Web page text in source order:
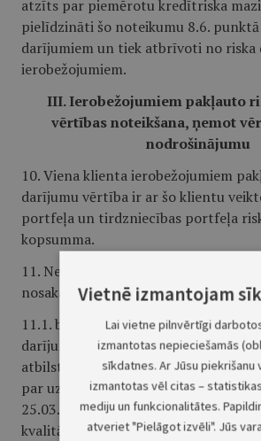
atzīts par piemērotu kredītriska
pielīdzināti šo noteikumu 8.6.
darījumiem un tiek atbrīvoti no riska
ierobežojumiem.
III. Ierobežojumiem pakļauto
vērtības noteikšana, ņemot
nodrošinājumu
10. Viena klienta ierobežojumiem
darījumu vērtība ir ar šo klientu
portfeļa un tirdzniecības portfeļa
kopsumma.
11. Netirdzniecības portfeļa riska
nosaka šādi:
11.1. bilances aktīvu posteņos
darījumiem, kuri minēti MKPA
atbilstoši darījuma uzskaites vērtībai,
par uzkrājumu, kas aprēķināti
25.03.2009. normatīvo noteikumu Nr.
kvalitātes novērtēšanas un uzkrājumu
Vietnē izmantojam
Lai vietne pilnvērtīgi
izmantotas nepieciešamās
sīkdatnes. Ar Jūsu piekrišanu
izmantotas vēl citas –
mediju un funkcionalitātes.
atveriet "Pielāgot izvēli". Jūs